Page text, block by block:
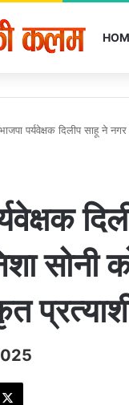
भाजपा पर्यवेक्षक दिलीप साहू ने
सोनी
X